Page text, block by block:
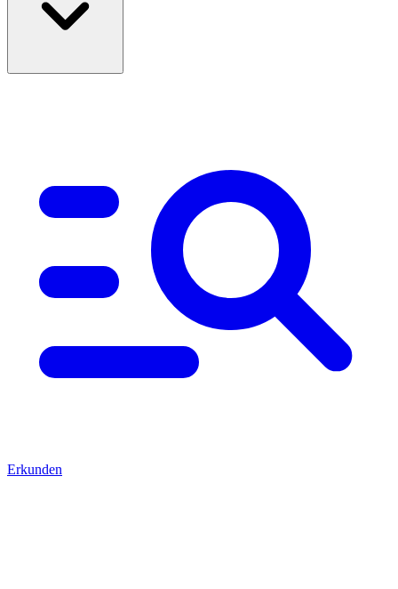
Erkunden